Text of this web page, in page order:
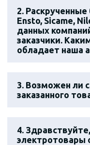
2.
Ensto, Sicame,
данных
заказчики.
обладает наша
3. Возможен ли
заказанного
4.
электротовары